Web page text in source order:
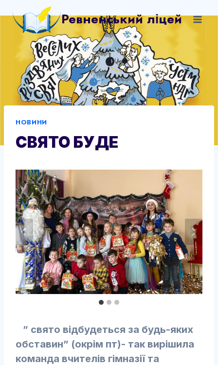
Ревненський ліцей
НОВИНИ
СВЯТО БУДЕ
” свято відбудеться за будь-яких
обставин” (окрім пт)- так вирішила
команда вчителів гімназії та